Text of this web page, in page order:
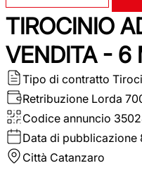
TIROCINIO
VENDITA - 6
Tipo di contratto
Retribuzione Lorda
Codice annuncio
Data di pubblicazione
Città Catanzaro